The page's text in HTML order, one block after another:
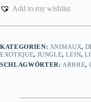
Add to my wishlist
KATEGORIEN: ANIMAUX,
EXOTIQUE, JUNGLE, LEIN,
SCHLAGWÖRTER: ARBRE,